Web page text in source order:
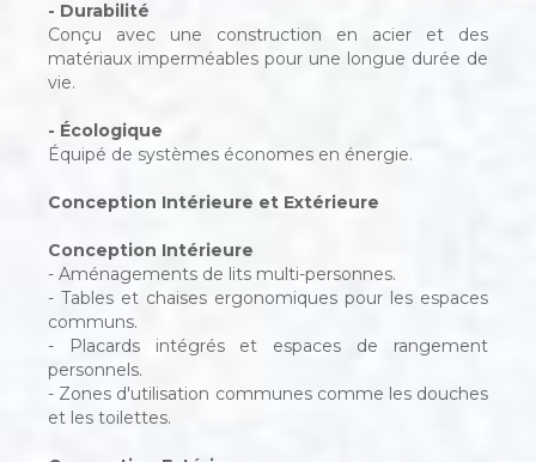
- Durabilité
Conçu avec une construction en acier et des
matériaux imperméables pour une longue durée de
vie.
- Écologique
Équipé de systèmes économes en énergie.
Conception Intérieure et Extérieure
Conception Intérieure
- Aménagements de lits multi-personnes.
- Tables et chaises ergonomiques pour les espaces
communs.
- Placards intégrés et espaces de rangement
personnels.
- Zones d'utilisation communes comme les douches
et les toilettes.